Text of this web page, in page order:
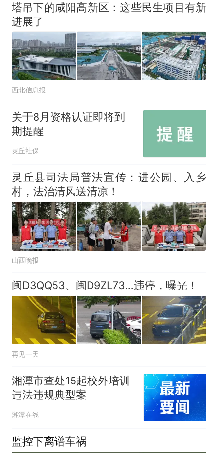
塔吊下的咸阳高新区：这些民生项目有新
进展了
西北信息报
关于8月资格认证即将到
期提醒
灵丘社保
灵丘县司法局普法宣传：进公园、入乡
村，法治清风送清凉！
山西晚报
闽D3QQ53、闽D9ZL73…违停，曝光！
再见一天
湘潭市查处15起校外培训
违法违规典型案
湘潭在线
监控下离谱车祸